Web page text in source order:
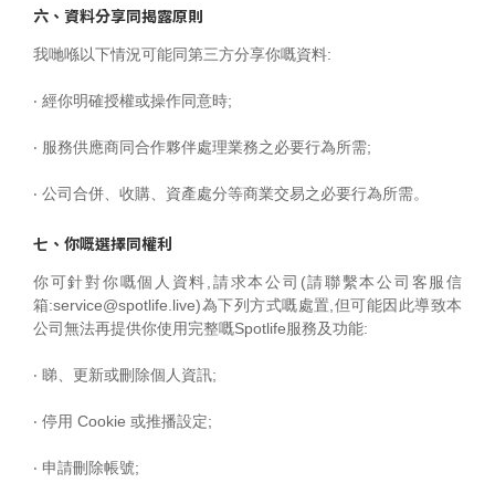
六、資料分享同揭露原則
我哋喺以下情況可能同第三方分享你嘅資料:
‧ 經你明確授權或操作同意時;
‧ 服務供應商同合作夥伴處理業務之必要行為所需;
‧ 公司合併、收購、資產處分等商業交易之必要行為所需。
七、你嘅選擇同權利
你可針對你嘅個人資料,請求本公司(請聯繫本公司客服信
箱:service@spotlife.live)為下列方式嘅處置,但可能因此導致本
公司無法再提供你使用完整嘅Spotlife服務及功能:
‧ 睇、更新或刪除個人資訊;
‧ 停用 Cookie 或推播設定;
‧ 申請刪除帳號;